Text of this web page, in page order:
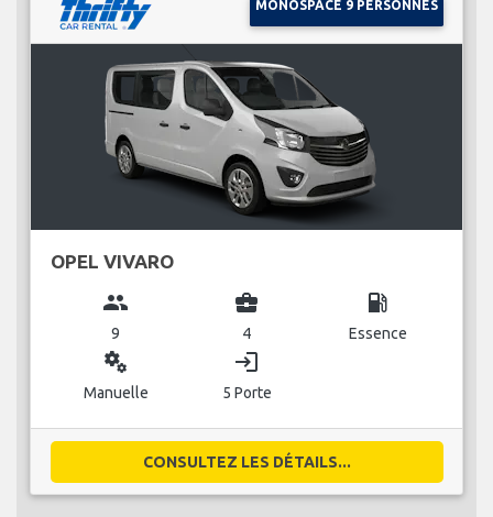
MONOSPACE 9 PERSONNES
OPEL VIVARO
group
9
business_center
4
local_gas_station
Essence
miscellaneous_services
Manuelle
login
5 Porte
CONSULTEZ LES DÉTAILS...